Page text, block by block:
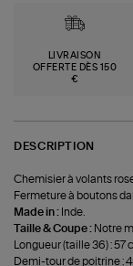
LIVRAISON
OFFERTE DÈS 150
€
DESCRIPTION
Chemisier à volants
Fermeture à boutons
Made in : Inde.
Taille & Coupe : Notre
Longueur (taille 36) : 57
Demi-tour de poitrine :